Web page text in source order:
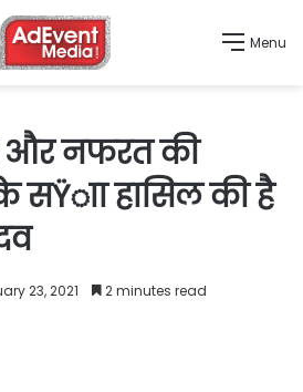
Menu
और नफरत की
सŸाा हासिल की है
23, 2021 2 minutes read